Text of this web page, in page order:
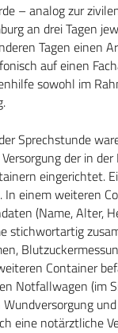
– analog zur
an drei Tagen
Tagen einen
auf einen
sowohl im
Sprechstunde
der in
eingerichtet.
In einem weiteren
(Name, Alter,
stichwortartig
Container
Notfallwagen (im
Wundversorgung
eine notärztliche